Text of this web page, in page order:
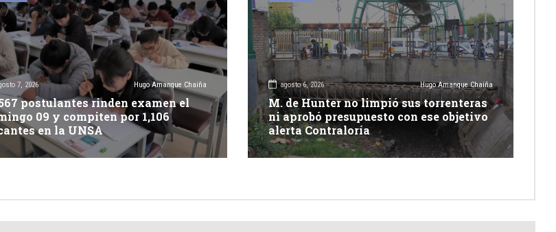
7, 2026 Hugo Amanque Chaiña
postulantes rinden examen el
09 y compiten por 1,106
en la UNSA
agosto 6, 2026 Hugo Amanque Chaiña
M. de Hunter no limpió sus torrenteras
ni aprobó presupuesto con ese objetivo
alerta Contraloría